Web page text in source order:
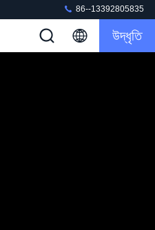
86--13392805835
উদ্ধৃতি